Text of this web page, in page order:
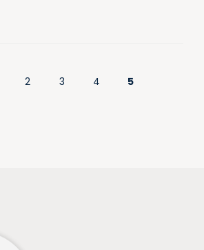
2 3 4 5